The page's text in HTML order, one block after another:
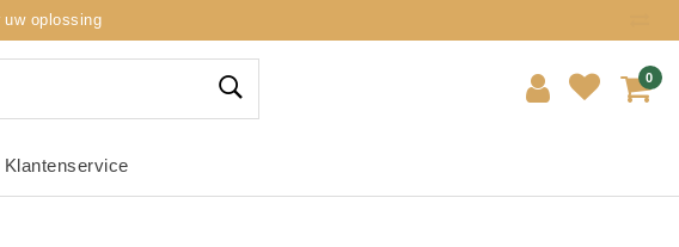
uw oplossing
0
Klantenservice